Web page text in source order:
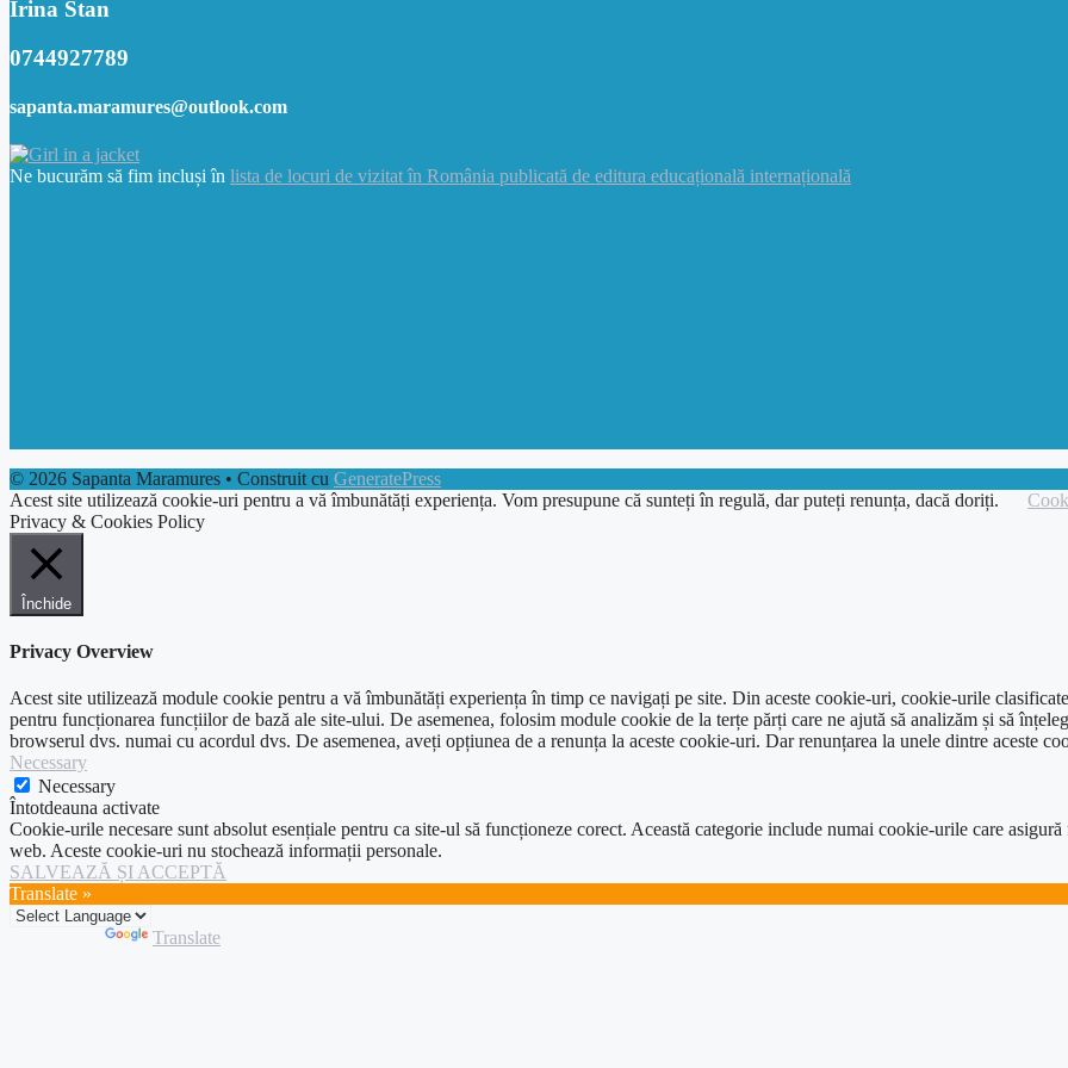
Irina Stan
0744927789
sapanta.maramures@outlook.com
Ne bucurăm să fim incluși în lista de locuri de vizitat în România publicată de editura educațională internațională
© 2026 Sapanta Maramures • Construit cu GeneratePress
Acest site utilizează cookie-uri pentru a vă îmbunătăți experiența. Vom presupune că sunteți în regulă, dar puteți renunța, dacă doriți.
Privacy & Cookies Policy
Închide
Privacy Overview
Acest site utilizează module cookie pentru a vă îmbunătăți experiența în timp ce navigați pe site. Din aceste cookie-uri, cookie-urile
pentru funcționarea funcțiilor de bază ale site-ului. De asemenea, folosim module cookie de la terțe părți care ne ajută să analizăm și să
browserul dvs. numai cu acordul dvs. De asemenea, aveți opțiunea de a renunța la aceste cookie-uri. Dar renunțarea la unele dintre aceste
Necessary
Necessary
Întotdeauna activate
Cookie-urile necesare sunt absolut esențiale pentru ca site-ul să funcționeze corect. Această categorie include numai cookie-urile care
web. Aceste cookie-uri nu stochează informații personale.
SALVEAZĂ ȘI ACCEPTĂ
Translate »
Translate